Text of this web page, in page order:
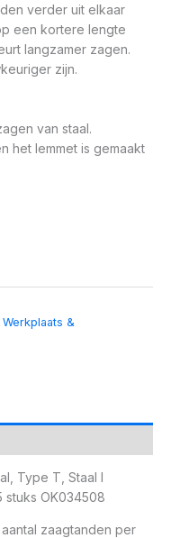
verder uit elkaar
een kortere lengte
langzamer zagen.
zijn.
van staal.
het lemmet is gemaakt
Werkplaats &
Type T, Staal I
stuks OK034508
zaagtanden per